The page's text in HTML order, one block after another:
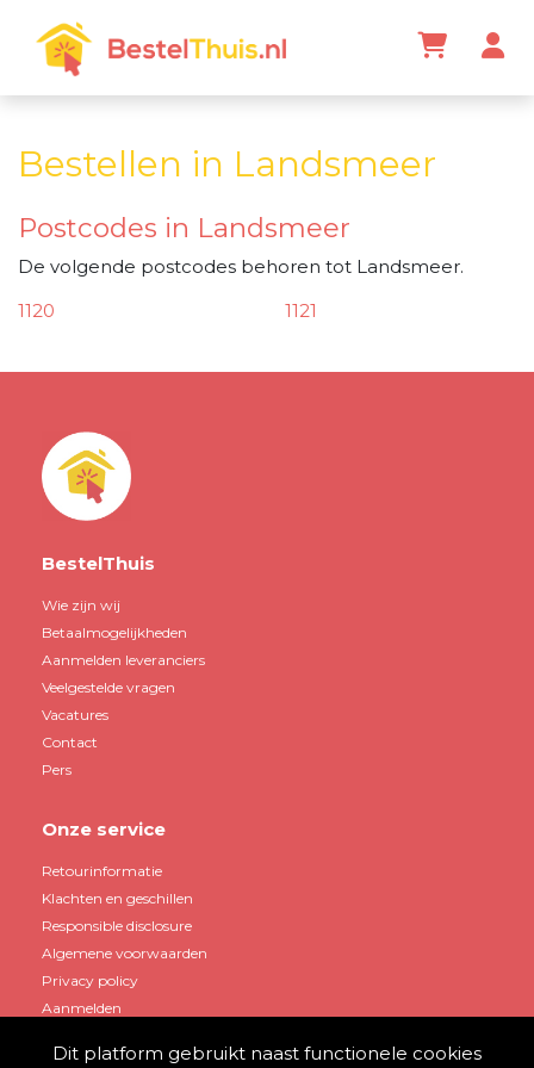
Bestellen in Landsmeer
Postcodes in Landsmeer
De volgende postcodes behoren tot Landsmeer.
1120
1121
BestelThuis
Wie zijn wij
Betaalmogelijkheden
Aanmelden leveranciers
Veelgestelde vragen
Vacatures
Contact
Pers
Onze service
Retourinformatie
Klachten en geschillen
Responsible disclosure
Algemene voorwaarden
Privacy policy
Aanmelden
Dit platform gebruikt naast functionele cookies